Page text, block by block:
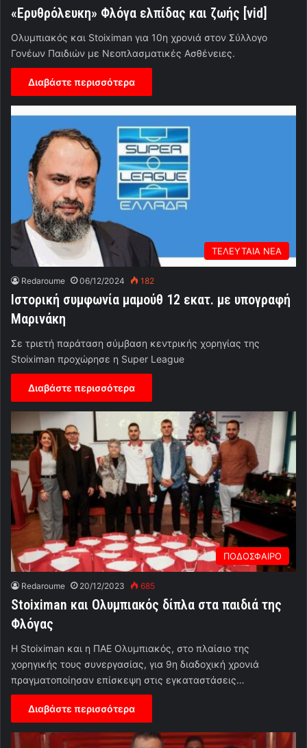
«Ερυθρόλευκη» Φλόγα ελπίδας και ζωής [vid]
Ολυμπιακός και Stoiximan για 10η χρονιά στον Σύλλογο
Γονέων Παιδιών με Νεοπλασματικές Ασθένειες.
Διαβάστε περισσότερα
ΤΕΛΕΥΤΑΙΑ ΝΕΑ
Redaroume 06/12/2024 182
Ιστορική συμφωνία μαμούθ 12 εκατ. με υπογραφή
Μαρινάκη
Σε τριετή παράταση σύμβαση κεντρικής χορηγίας της
Stoiximan προχώρησε η Super League
Διαβάστε περισσότερα
ΠΟΔΟΣΦΑΙΡΟ
Redaroume 20/12/2023 685
Stoiximan και Ολυμπιακός δίπλα στα παιδιά της
Φλόγας
H Stoiximan και η ΠΑΕ Ολυμπιακός, στο πλαίσιο της
χορηγικής τους συνεργασίας, για 9η διαδοχική χρονιά
πραγματοποίησαν επίσκεψη στις εγκαταστάσεις…
Διαβάστε περισσότερα